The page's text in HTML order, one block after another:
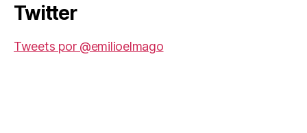
Twitter
Tweets por @emilioelmago